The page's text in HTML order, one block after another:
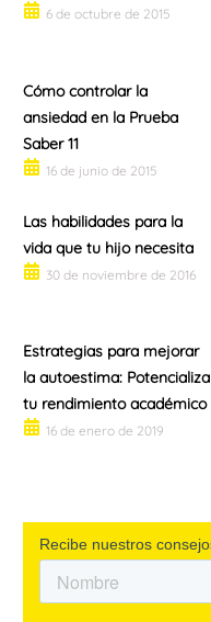
6 de octubre de 2015
Cómo controlar la
ansiedad en la Prueba
Saber 11
16 de junio de 2015
Las habilidades para la
vida que tu hijo necesita
30 de noviembre de 2016
Estrategias para mejorar
la autoestima: Potencializa
tu rendimiento académico
16 de enero de 2019